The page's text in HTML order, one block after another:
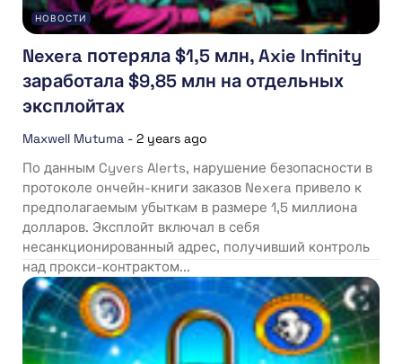
НОВОСТИ
Nexera потеряла $1,5 млн, Axie Infinity
заработала $9,85 млн на отдельных
эксплойтах
Maxwell Mutuma - 2 years ago
По данным Cyvers Alerts, нарушение безопасности в
протоколе ончейн-книги заказов Nexera привело к
предполагаемым убыткам в размере 1,5 миллиона
долларов. Эксплойт включал в себя
несанкционированный адрес, получивший контроль
над прокси-контрактом...